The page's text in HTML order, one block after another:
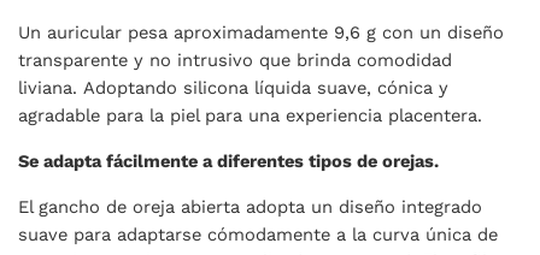
Un auricular pesa aproximadamente 9,6 g con un diseño
transparente y no intrusivo que brinda comodidad
liviana. Adoptando silicona líquida suave, cónica y
agradable para la piel para una experiencia placentera.
Se adapta fácilmente a diferentes tipos de orejas.
El gancho de oreja abierta adopta un diseño integrado
suave para adaptarse cómodamente a la curva única de